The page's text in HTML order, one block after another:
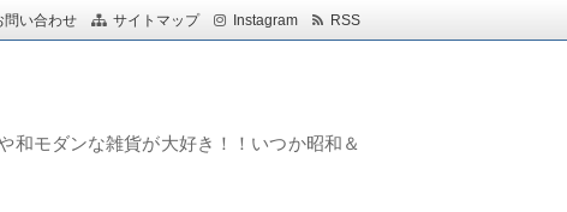
問い合わせ サイトマップ Instagram RSS
和モダンな雑貨が大好き！！いつか昭和＆